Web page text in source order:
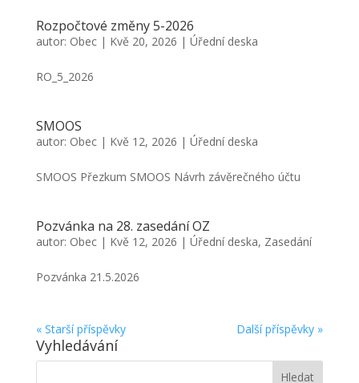
Rozpočtové změny 5-2026
autor: Obec| Kvě 20, 2026 | Úřední deska
RO_5_2026
SMOOS
autor: Obec| Kvě 12, 2026 | Úřední deska
SMOOS Přezkum SMOOS Návrh závěrečného účtu
Pozvánka na 28. zasedání OZ
autor: Obec| Kvě 12, 2026 | Úřední deska, Zasedání
Pozvánka 21.5.2026
« Starší příspěvky Další příspěvky »
Vyhledávání